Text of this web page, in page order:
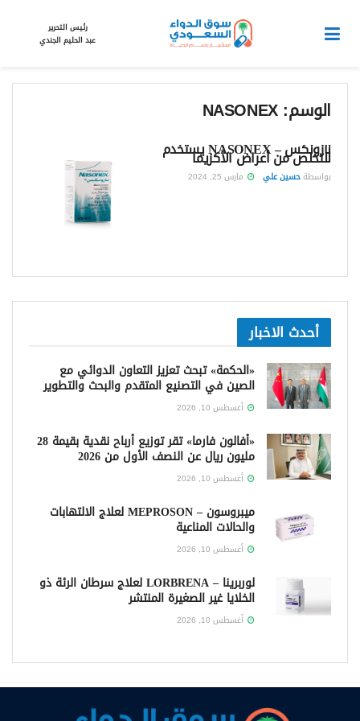
رئيس التحرير
عبد الحليم الجندي
الوسم:NASONEX
نازونكس – NASONEX يستخدمللتخلص من أعراض الأكزيما
بواسطةحسين علي مارس 25, 2024
أحدث الاخبار
«الحكمة» تبحث تعزيز التعاون الدوائي مع
الصين في التصنيع المتقدم والبحث والتطوير
أغسطس 10, 2026
«أفالون فارما» تقر توزيع أرباح نقدية بقيمة 28
مليون ريال عن النصف الأول من 2026
أغسطس 10, 2026
ميبروسون – MEPROSON لعلاج الالتهابات
والحالات المناعية
أغسطس 10, 2026
لوربرينا – LORBRENA لعلاج سرطان الرئة ذو
الخلايا غير الصغيرة المنتشر
أغسطس 10, 2026